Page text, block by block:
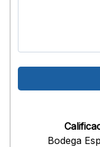
Bodega